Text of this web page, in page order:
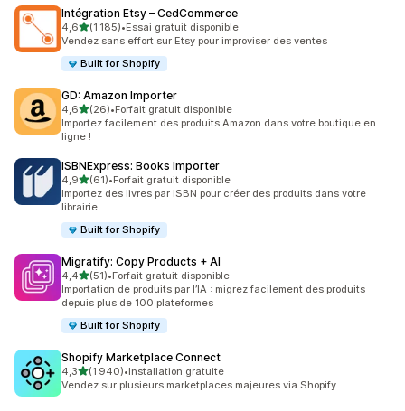
Intégration Etsy – CedCommerce
4,6étoile(s) sur 5
(1 185)
1185 avis au total
•Essai gratuit disponible
Vendez sans effort sur Etsy pour improviser des ventes
Built for Shopify
GD: Amazon Importer
4,6étoile(s) sur 5
(26)
26 avis au total
•Forfait gratuit disponible
Importez facilement des produits Amazon dans votre boutique en
ligne !
ISBNExpress: Books Importer
4,9étoile(s) sur 5
(61)
61 avis au total
•Forfait gratuit disponible
Importez des livres par ISBN pour créer des produits dans votre
librairie
Built for Shopify
Migratify: Copy Products + AI
4,4étoile(s) sur 5
(51)
51 avis au total
•Forfait gratuit disponible
Importation de produits par l’IA : migrez facilement des produits
depuis plus de 100 plateformes
Built for Shopify
Shopify Marketplace Connect
4,3étoile(s) sur 5
(1 940)
1940 avis au total
•Installation gratuite
Vendez sur plusieurs marketplaces majeures via Shopify.